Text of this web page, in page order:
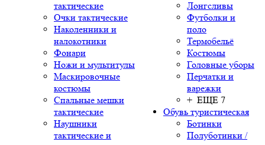
тактические
Очки тактические
Наколенники и
налокотники
Фонари
Ножи и мультитулы
Маскировочные
костюмы
Спальные мешки
тактические
Наушники
тактические и
Лонгсливы
Футболки и
поло
Термобельё
Костюмы
Головные уборы
Перчатки и
варежки
+ ЕЩЕ 7
Обувь туристическая
Ботинки
Полуботинки /